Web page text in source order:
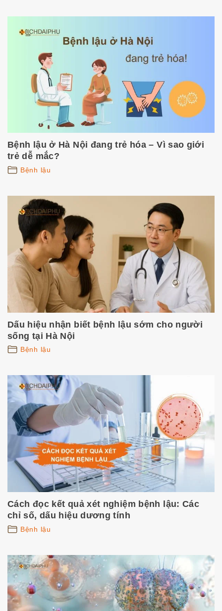
Bệnh lậu ở Hà Nội đang trẻ hóa – Vì sao giới
trẻ dễ mắc?
Bệnh lậu
Dấu hiệu nhận biết bệnh lậu sớm cho người
sống tại Hà Nội
Bệnh lậu
Cách đọc kết quả xét nghiệm bệnh lậu: Các
chỉ số, dấu hiệu dương tính
Bệnh lậu